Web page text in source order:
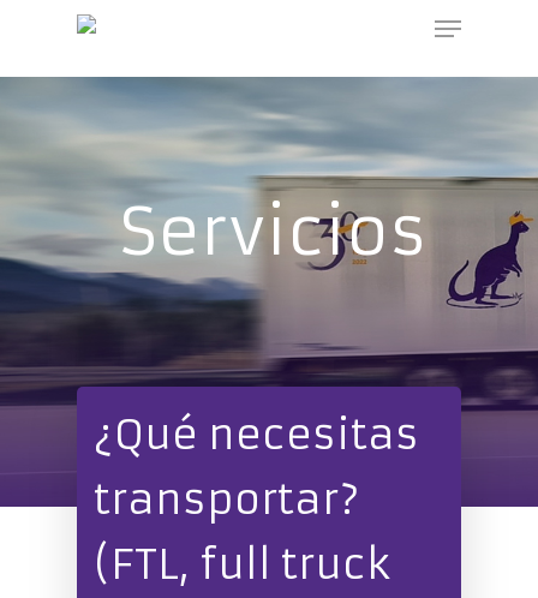
Hit enter to search or ESC to close
Servicios
¿Qué necesitas
transportar?
(FTL, full truck